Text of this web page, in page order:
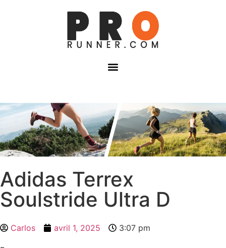
Adidas Terrex
Soulstride Ultra D
Carlos avril 1, 2025 3:07 pm